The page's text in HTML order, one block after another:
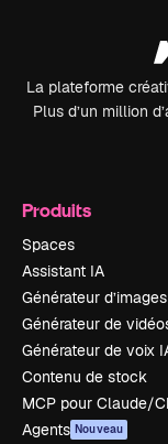
La plateforme
Plus d’un million
Produits
Spaces
Assistant IA
Générateur
Générateur de
Générateur de voix
Contenu de stock
MCP pour Claude/
Agents Nouveau